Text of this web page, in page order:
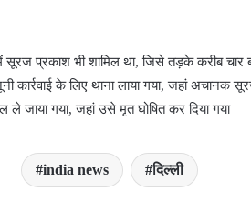
सूरज प्रकाश भी शामिल था, जिसे तड़के करीब
कार्रवाई के लिए थाना लाया गया, जहां अचानक
जाया गया, जहां उसे मृत घोषित कर दिया गया
india news दिल्ली